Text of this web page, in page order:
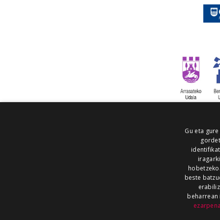
ALEA
Gu eta
hobetzeko.
beste
beharrean